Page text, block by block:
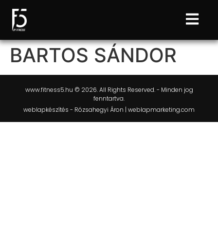
BARTOS SÁNDOR
www.fitness5.hu © 2026. All Rights Reserved. - Minden jog
fenntartva.
weblapkészítés - Rózsahegyi Áron | weblapmarketing.com